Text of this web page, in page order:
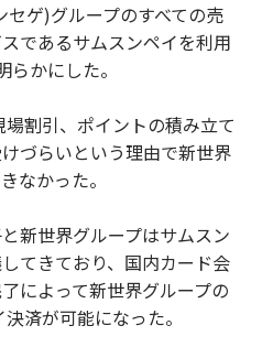
ゲ)グループのすべての売
であるサムスンペイを利用
かにした。
割引、ポイントの積み立て
づらいという理由で新世界
なかった。
新世界グループはサムスン
てきており、国内カード会
によって新世界グループの
済が可能になった。